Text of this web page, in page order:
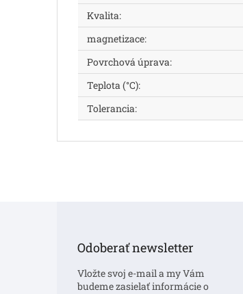
Kvalita:
magnetizace:
Povrchová úprava:
Teplota (°C):
Tolerancia:
Odoberať newsletter
Vložte svoj e-mail a my Vám
budeme zasielať informácie o